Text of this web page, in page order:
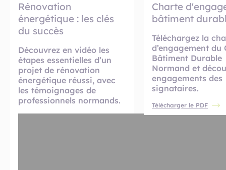
Rénovation
énergétique : les clés
du succès
Découvrez en vidéo les
étapes essentielles d’un
projet de rénovation
énergétique réussi, avec
les témoignages de
professionnels normands.
Charte
bâtiment
Téléchargez la
d’engagement du
Bâtiment Durable
Normand et
engagements des
signataires.
Télécharger le PDF